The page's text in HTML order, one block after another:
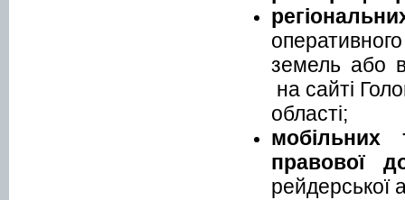
земель або
на сайті
області;
мобільних
правової
рейдерської